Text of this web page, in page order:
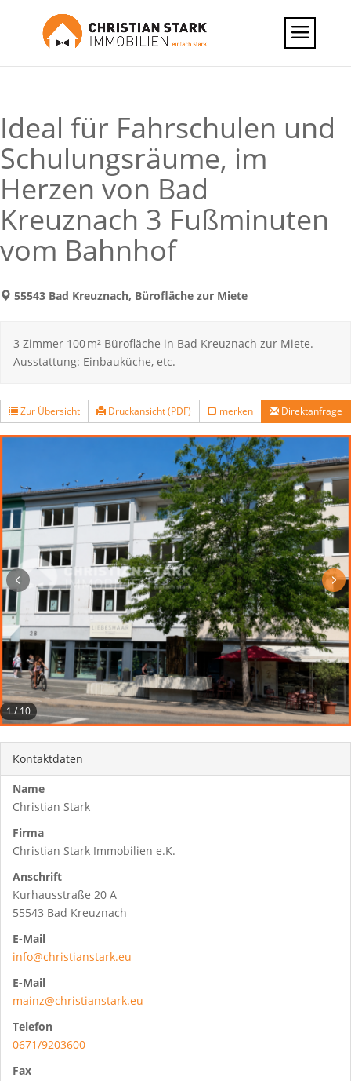
Ideal für Fahrschulen und
Schulungsräume, im
Herzen von Bad
Kreuznach 3 Fußminuten
vom Bahnhof
55543 Bad Kreuznach, Bürofläche zur Miete
3 Zimmer 100 m² Bürofläche in Bad Kreuznach zur Miete.
Ausstattung: Einbauküche, etc.
Zur Übersicht Druckansicht (PDF) merken Direktanfrage
1/10
Kontaktdaten
Name
Christian Stark
Firma
Christian Stark Immobilien e.K.
Anschrift
Kurhausstraße 20 A
55543 Bad Kreuznach
E-Mail
info@christianstark.eu
E-Mail
mainz@christianstark.eu
Telefon
0671/9203600
Fax